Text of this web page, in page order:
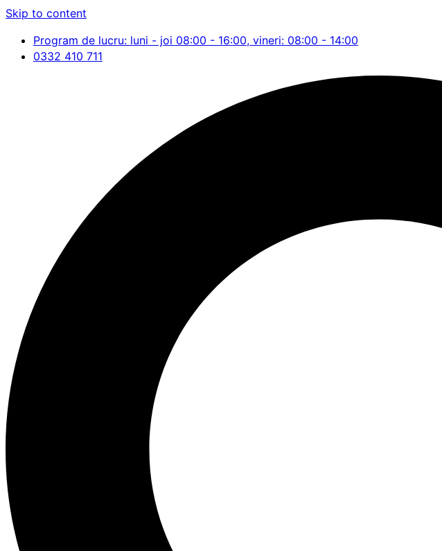
Skip to content
Program de lucru: luni - joi 08:00 - 16:00, vineri: 08:00 - 14:00
0332 410 711